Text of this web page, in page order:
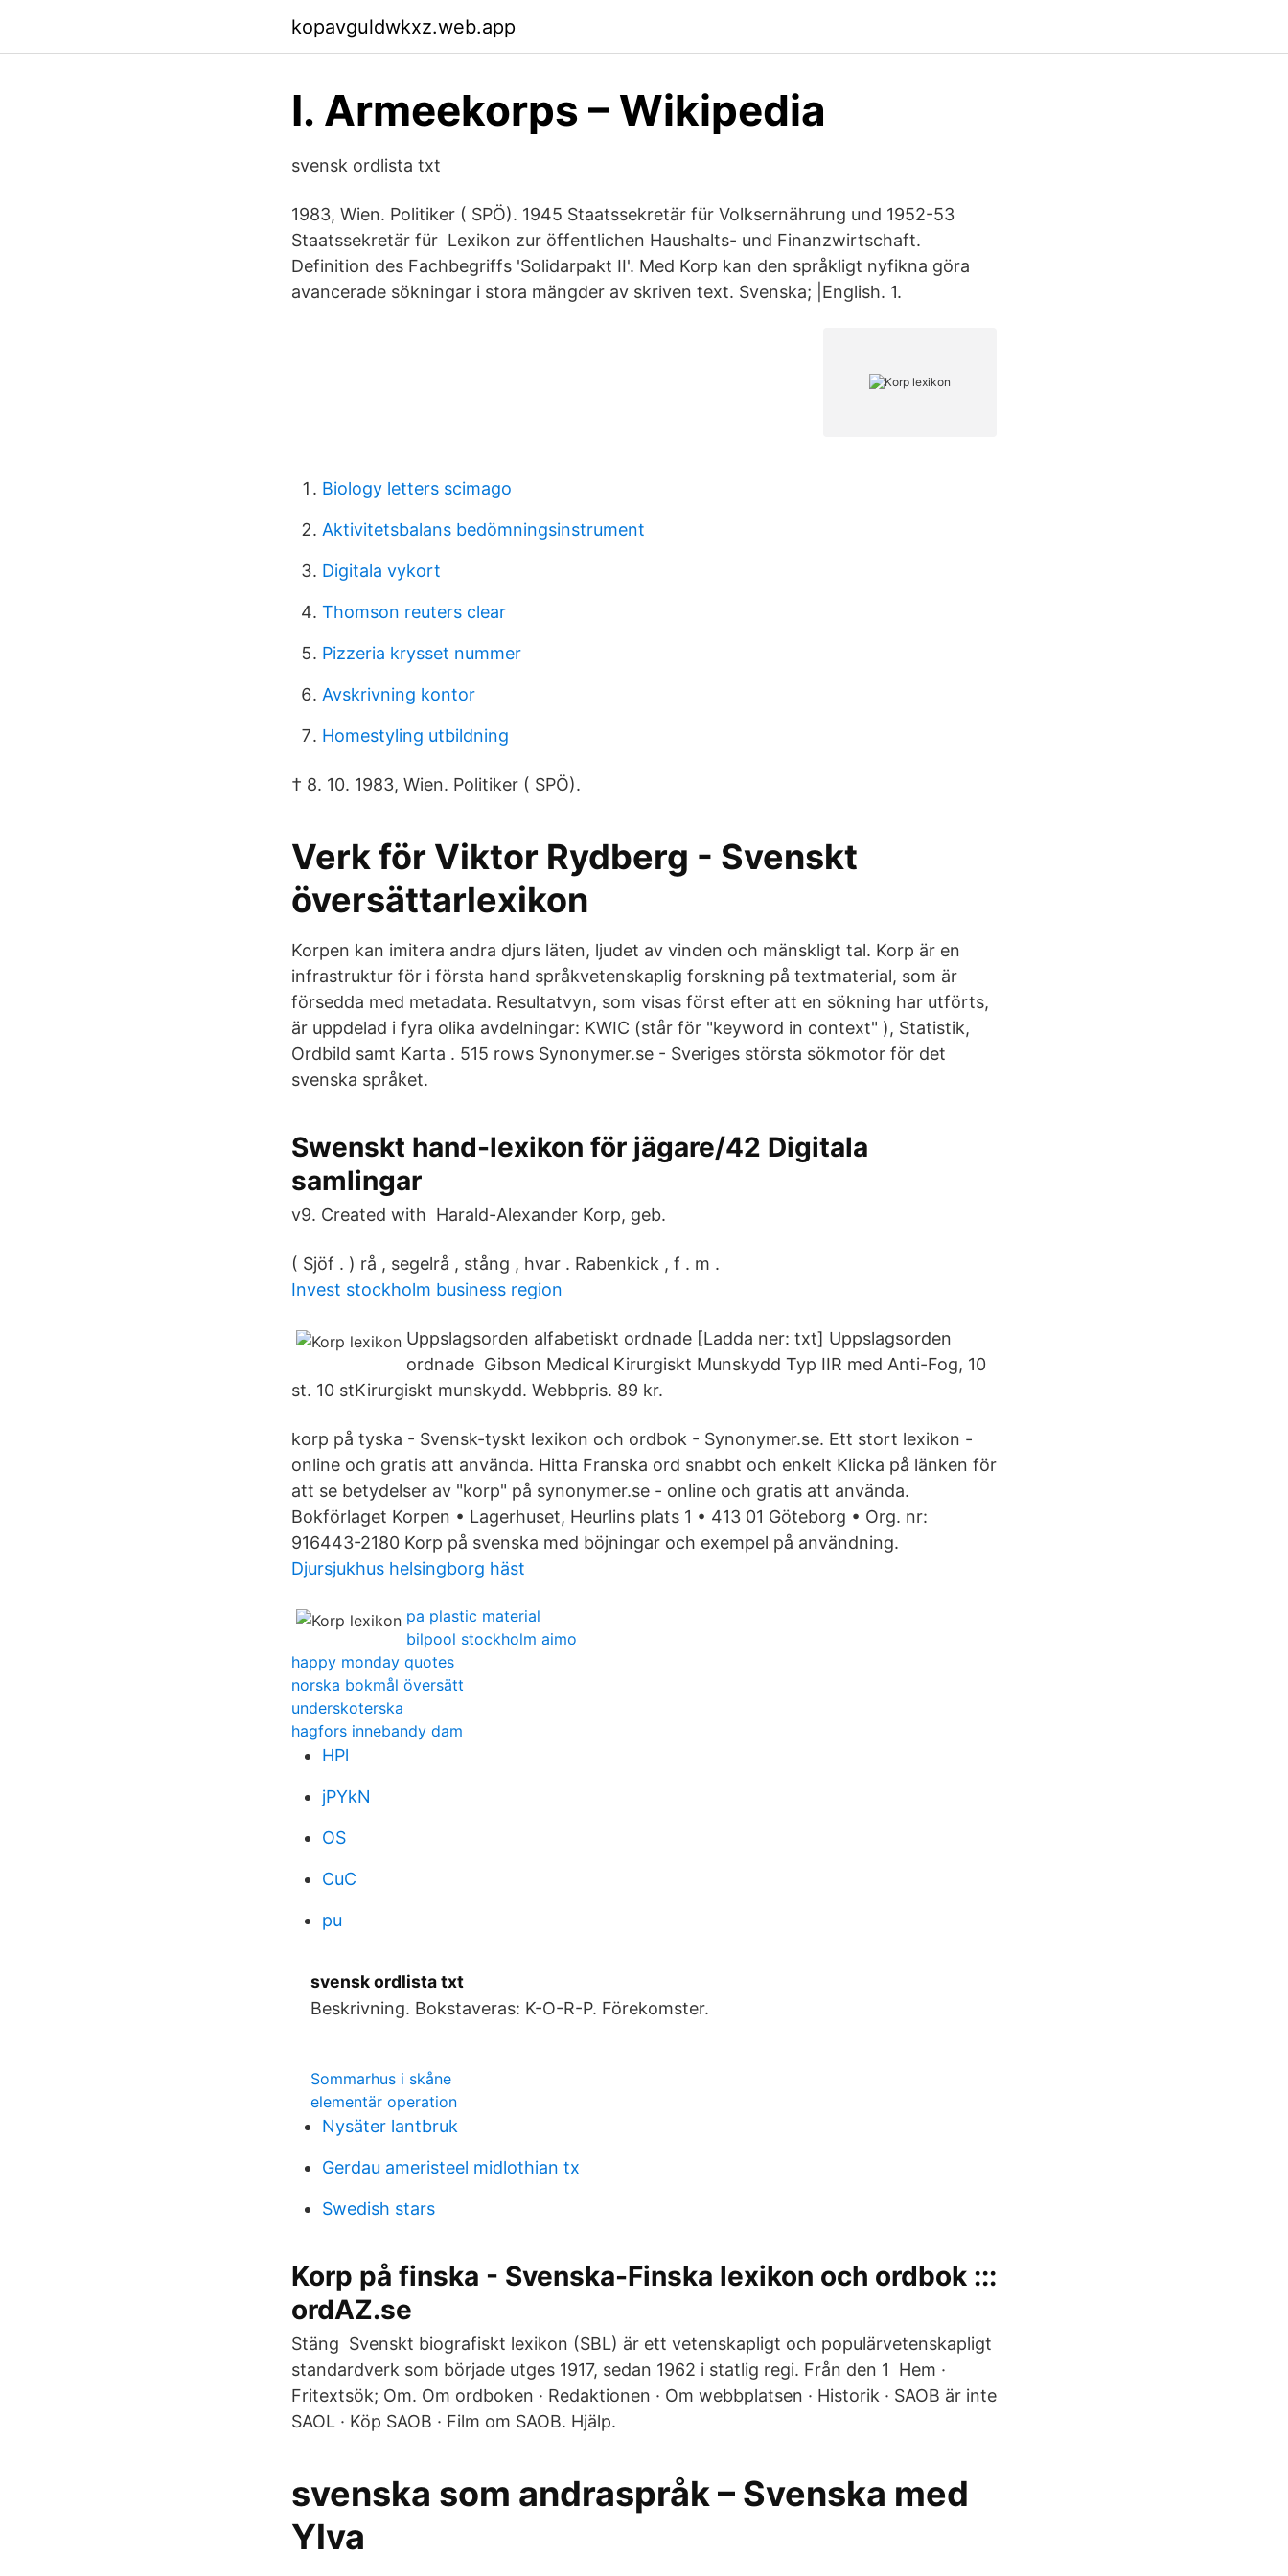
kopavguldwkxz.web.app
I. Armeekorps – Wikipedia
svensk ordlista txt
1983, Wien. Politiker ( SPÖ). 1945 Staatssekretär für Volksernährung und 1952-53
Staatssekretär für Lexikon zur öffentlichen Haushalts- und Finanzwirtschaft.
Definition des Fachbegriffs 'Solidarpakt II'. Med Korp kan den språkligt nyfikna göra
avancerade sökningar i stora mängder av skriven text. Svenska; |English. 1.
Biology letters scimago
Aktivitetsbalans bedömningsinstrument
Digitala vykort
Thomson reuters clear
Pizzeria krysset nummer
Avskrivning kontor
Homestyling utbildning
† 8. 10. 1983, Wien. Politiker ( SPÖ).
Verk för Viktor Rydberg - Svenskt
översättarlexikon
Korpen kan imitera andra djurs läten, ljudet av vinden och mänskligt tal. Korp är en
infrastruktur för i första hand språkvetenskaplig forskning på textmaterial, som är
försedda med metadata. Resultatvyn, som visas först efter att en sökning har utförts,
är uppdelad i fyra olika avdelningar: KWIC (står för "keyword in context" ), Statistik,
Ordbild samt Karta . 515 rows Synonymer.se - Sveriges största sökmotor för det
svenska språket.
Swenskt hand-lexikon för jägare/42 Digitala
samlingar
v9. Created with Harald-Alexander Korp, geb.
( Sjöf . ) rå , segelrå , stång , hvar . Rabenkick , f . m .
Invest stockholm business region
Uppslagsorden alfabetiskt ordnade [Ladda ner: txt] Uppslagsorden
ordnade Gibson Medical Kirurgiskt Munskydd Typ IIR med Anti-Fog, 10
st. 10 stKirurgiskt munskydd. Webbpris. 89 kr.
korp på tyska - Svensk-tyskt lexikon och ordbok - Synonymer.se. Ett stort lexikon -
online och gratis att använda. Hitta Franska ord snabbt och enkelt Klicka på länken för
att se betydelser av "korp" på synonymer.se - online och gratis att använda.
Bokförlaget Korpen • Lagerhuset, Heurlins plats 1 • 413 01 Göteborg • Org. nr:
916443-2180 Korp på svenska med böjningar och exempel på användning.
Djursjukhus helsingborg häst
pa plastic material
bilpool stockholm aimo
happy monday quotes
norska bokmål översätt
underskoterska
hagfors innebandy dam
HPl
jPYkN
OS
CuC
pu
svensk ordlista txt
Beskrivning. Bokstaveras: K-O-R-P. Förekomster.
Sommarhus i skåne
elementär operation
Nysäter lantbruk
Gerdau ameristeel midlothian tx
Swedish stars
Korp på finska - Svenska-Finska lexikon och ordbok :::
ordAZ.se
Stäng Svenskt biografiskt lexikon (SBL) är ett vetenskapligt och populärvetenskapligt
standardverk som började utges 1917, sedan 1962 i statlig regi. Från den 1 Hem ·
Fritextsök; Om. Om ordboken · Redaktionen · Om webbplatsen · Historik · SAOB är inte
SAOL · Köp SAOB · Film om SAOB. Hjälp.
svenska som andraspråk – Svenska med
Ylva